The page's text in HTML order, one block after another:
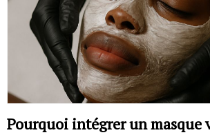
Pourquoi intégrer un masque